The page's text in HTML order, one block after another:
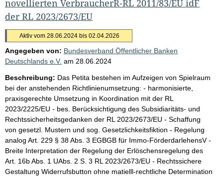
novellierten VerbraucherR-RL 2011/83/EU idF
der RL 2023/2673/EU
Aktiv vom 28.06.2024 bis 02.04.2026
Angegeben von: Bundesverband Öffentlicher Banken
Deutschlands e.V. am 28.06.2024
Beschreibung: Das Petita bestehen im Aufzeigen von Spielraum
bei der anstehenden Richtlinienumsetzung: - harmonisierte,
praxisgerechte Umsetzung in Koordination mit der RL
2023/2225/EU - bes. Berücksichtigung des Subsidiaritäts- und
Rechtssicherheitsgedanken der RL 2023/2673/EU - Schaffung
von gesetzl. Mustern und sog. Gesetzlichkeitsfiktion - Regelung
analog Art. 229 § 38 Abs. 3 EGBGB für Immo-FörderdarlehensV -
Breite Interpretation der Regelung der Erlöschensregelung des
Art. 16b Abs. 1 UAbs. 2 S. 3 RL 2023/2673/EU - Rechtssichere
Gestaltung Widerrufsbutton ohne matielll-rechtliche Determination